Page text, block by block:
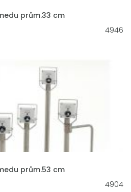
prům.33 cm
4946
prům.53 cm
4904